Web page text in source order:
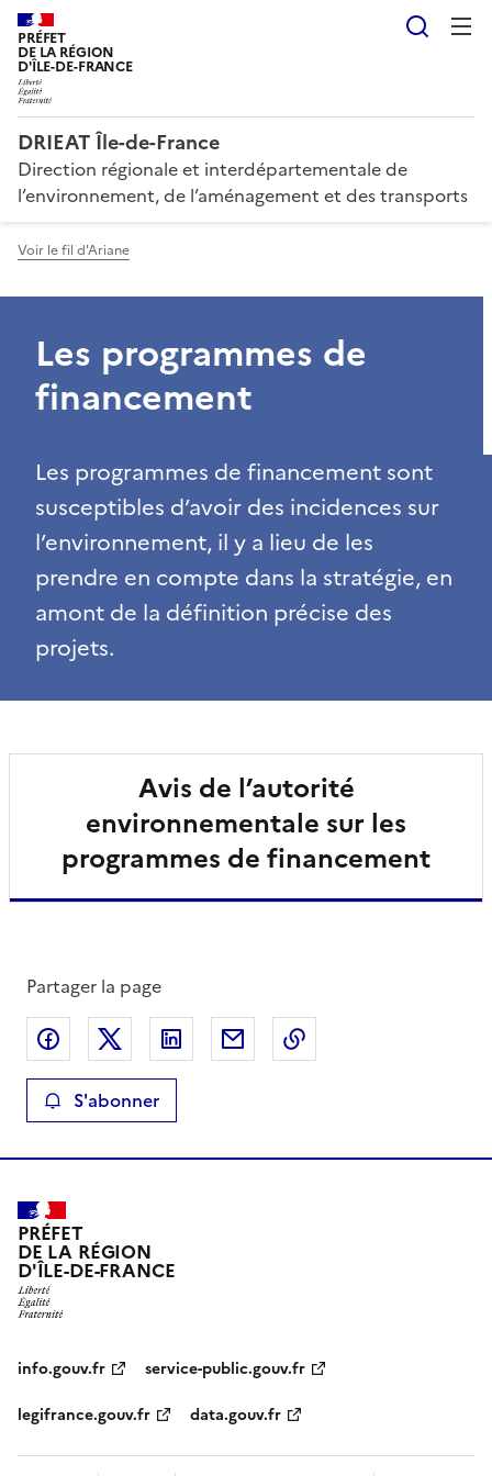
PRÉFET
DE LA RÉGION
D'ÎLE-DE-FRANCE
DRIEAT Île-de-France
Direction régionale et interdépartementale de
l’environnement, de l’aménagement et des transports
Voir le fil d'Ariane
Les programmes de
financement
Les programmes de financement sont
susceptibles d’avoir des incidences sur
l’environnement, il y a lieu de les
prendre en compte dans la stratégie, en
amont de la définition précise des
projets.
Avis de l’autorité
environnementale sur les
programmes de financement
Partager la page
Partager sur Facebook
Partager sur XPartager sur LinkedIn
Partager par email
S'abonner
PRÉFET
DE LA RÉGION
D'ÎLE-DE-FRANCE
info.gouv.fr
service-public.gouv.fr
legifrance.gouv.fr
data.gouv.fr